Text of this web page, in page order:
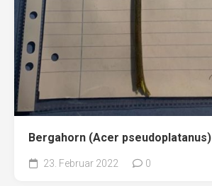
Bergahorn (Acer pseudoplatanus)
23. Februar 2022 0